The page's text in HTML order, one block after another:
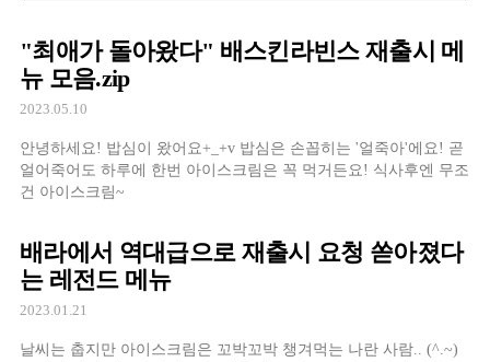
"최애가 돌아왔다" 배스킨라빈스 재출시 메
뉴 모음.zip
2023.05.10
안녕하세요! 밥심이 왔어요+_+v 밥심은 손꼽히는 '얼죽아'에요! 곧
얼어죽어도 하루에 한번 아이스크림은 꼭 먹거든요! 식사후엔 무조
건 아이스크림~
배라에서 역대급으로 재출시 요청 쏟아졌다
는 레전드 메뉴
2023.01.21
날씨는 춥지만 아이스크림은 꼬박꼬박 챙겨먹는 나란 사람.. (^.~)